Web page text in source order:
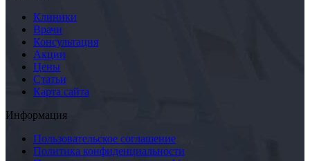
Клиники
Врачи
Консультация
Акции
Цены
Статьи
Карта сайта
Информация
Пользовательское соглашение
Политика конфиденциальности